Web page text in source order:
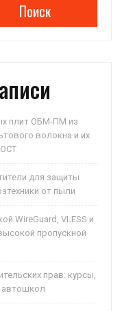
Поиск
плит ОБМ-ПМ из
волокна и их
для защиты
от пыли
WireGuard, VLESS и
пропускной
прав: курсы,
автошкол